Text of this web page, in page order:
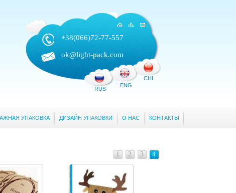
RUS
ENG
CHI
+38(066)72-77-557
ok@light-pack.com
УПАКОВКА ДИЗАЙН УПАКОВКИ О НАС КОНТАКТЫ
1 2 3 4